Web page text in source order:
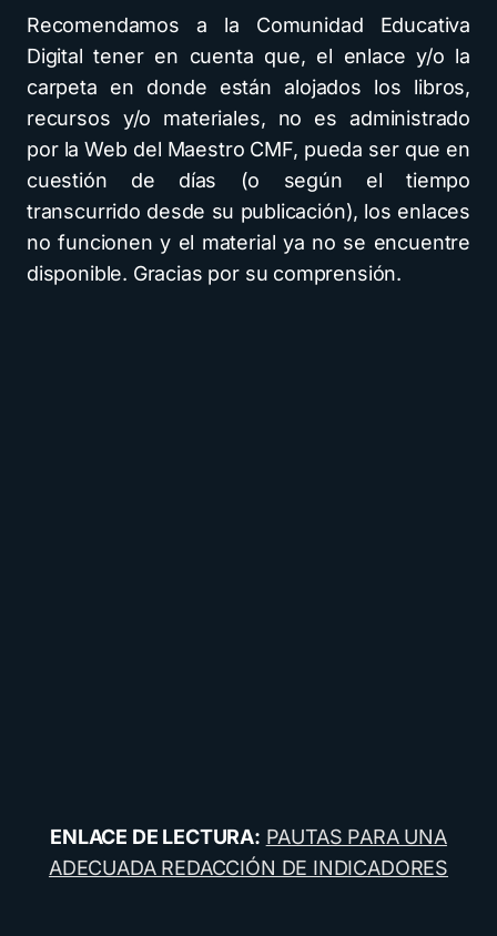
Recomendamos a la Comunidad Educativa
Digital tener en cuenta que, el enlace y/o la
carpeta en donde están alojados los libros,
recursos y/o materiales, no es administrado
por la Web del Maestro CMF, pueda ser que en
cuestión de días (o según el tiempo
transcurrido desde su publicación), los enlaces
no funcionen y el material ya no se encuentre
disponible. Gracias por su comprensión.
ENLACE DE LECTURA: PAUTAS PARA UNA
ADECUADA REDACCIÓN DE INDICADORES